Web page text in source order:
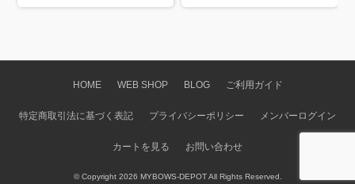
HOME WEB SHOP BLOG ご利用ガイド
特定商取引法に基づく表記 プライバシーポリシー メンバーログイン
カートを見る お問い合わせ
© Copyright 2026 MYBOWS-DEPOT All Rights Reserved.